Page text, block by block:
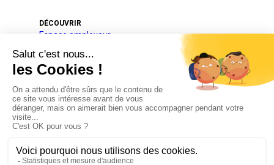
DÉCOUVRIR
Espace employeur
Projets pédagogique et éducatif
Qui sommes-nous
Nos partenaires
Actualités